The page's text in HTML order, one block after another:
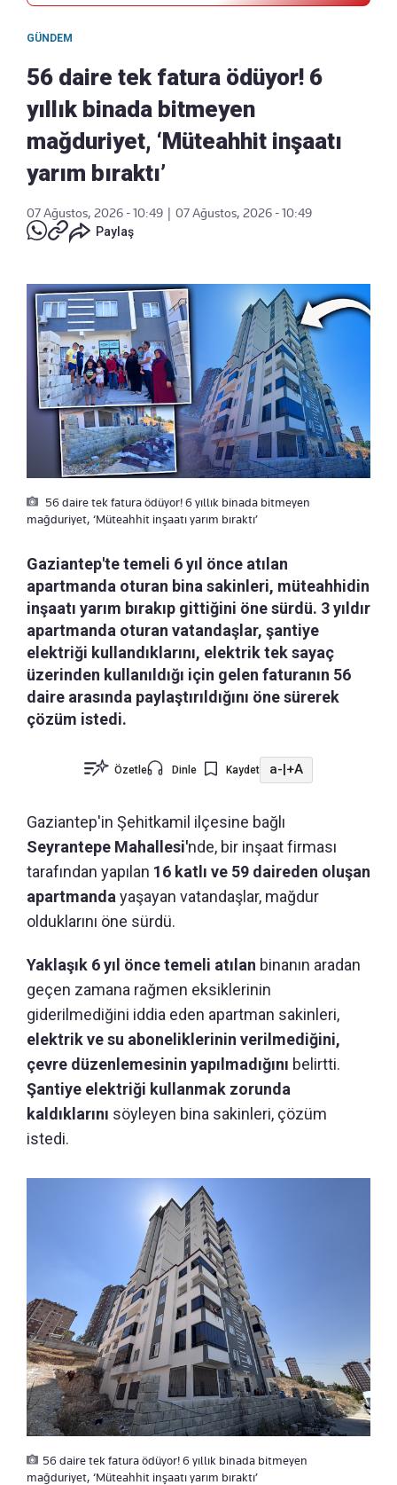
GÜNDEM
56 daire tek fatura ödüyor! 6
yıllık binada bitmeyen
mağduriyet, ‘Müteahhit inşaatı
yarım bıraktı’
07 Ağustos, 2026 - 10:49
07 Ağustos, 2026 - 10:49
Paylaş
56 daire tek fatura ödüyor! 6 yıllık binada bitmeyen
mağduriyet, ‘Müteahhit inşaatı yarım bıraktı’
Gaziantep'te temeli 6 yıl önce atılan
apartmanda oturan bina sakinleri, müteahhidin
inşaatı yarım bırakıp gittiğini öne sürdü. 3 yıldır
apartmanda oturan vatandaşlar, şantiye
elektriği kullandıklarını, elektrik tek sayaç
üzerinden kullanıldığı için gelen faturanın 56
daire arasında paylaştırıldığını öne sürerek
çözüm istedi.
Özetle Dinle Kaydet a-|+A
Gaziantep'in Şehitkamil ilçesine bağlı
Seyrantepe Mahallesi'nde, bir inşaat firması
tarafından yapılan 16 katlı ve 59 daireden oluşan
apartmanda yaşayan vatandaşlar, mağdur
olduklarını öne sürdü.
Yaklaşık 6 yıl önce temeli atılan binanın aradan
geçen zamana rağmen eksiklerinin
giderilmediğini iddia eden apartman sakinleri,
elektrik ve su aboneliklerinin verilmediğini,
çevre düzenlemesinin yapılmadığını belirtti.
Şantiye elektriği kullanmak zorunda
kaldıklarını söyleyen bina sakinleri, çözüm
istedi.
56 daire tek fatura ödüyor! 6 yıllık binada bitmeyen
mağduriyet, ‘Müteahhit inşaatı yarım bıraktı’